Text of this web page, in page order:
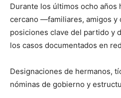
Durante los últimos ocho años
cercano —familiares, amigos
posiciones clave del partido y
los casos documentados en
Designaciones de hermanos,
nóminas de gobierno y